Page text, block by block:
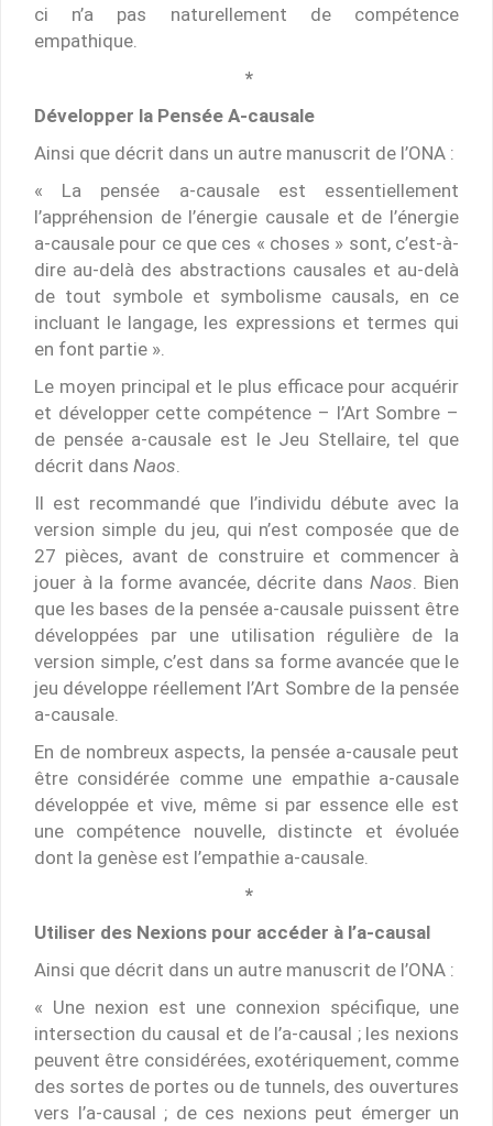
ci n’a pas naturellement de compétence
empathique.
*
Développer la Pensée A-causale
Ainsi que décrit dans un autre manuscrit de l’ONA :
« La pensée a-causale est essentiellement
l’appréhension de l’énergie causale et de l’énergie
a-causale pour ce que ces « choses » sont, c’est-à-
dire au-delà des abstractions causales et au-delà
de tout symbole et symbolisme causals, en ce
incluant le langage, les expressions et termes qui
en font partie ».
Le moyen principal et le plus efficace pour acquérir
et développer cette compétence – l’Art Sombre –
de pensée a-causale est le Jeu Stellaire, tel que
décrit dans Naos
Il est recommandé que l’individu débute avec la
version simple du jeu, qui n’est composée que de
27 pièces, avant de construire et commencer à
jouer à la forme avancée, décrite dans Naos . Bien
que les bases de la pensée a-causale puissent être
développées par une utilisation régulière de la
version simple, c’est dans sa forme avancée que le
jeu développe réellement l’Art Sombre de la pensée
a-causale.
En de nombreux aspects, la pensée a-causale peut
être considérée comme une empathie a-causale
développée et vive, même si par essence elle est
une compétence nouvelle, distincte et évoluée
dont la genèse est l’empathie a-causale.
*
Utiliser des Nexions pour accéder à l’a-causal
Ainsi que décrit dans un autre manuscrit de l’ONA :
« Une nexion est une connexion spécifique, une
intersection du causal et de l’a-causal ; les nexions
peuvent être considérées, exotériquement, comme
des sortes de portes ou de tunnels, des ouvertures
vers l’a-causal ; de ces nexions peut émerger un